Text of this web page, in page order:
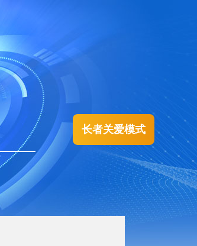
长者关爱模式